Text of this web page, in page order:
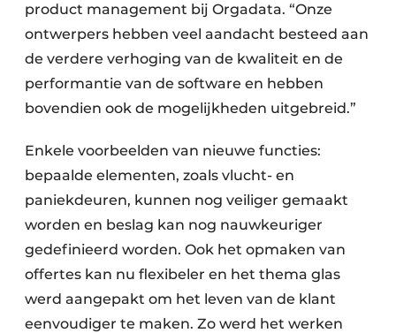
product management bij Orgadata. “Onze
ontwerpers hebben veel aandacht besteed aan
de verdere verhoging van de kwaliteit en de
performantie van de software en hebben
bovendien ook de mogelijkheden uitgebreid.”
Enkele voorbeelden van nieuwe functies:
bepaalde elementen, zoals vlucht- en
paniekdeuren, kunnen nog veiliger gemaakt
worden en beslag kan nog nauwkeuriger
gedefinieerd worden. Ook het opmaken van
offertes kan nu flexibeler en het thema glas
werd aangepakt om het leven van de klant
eenvoudiger te maken. Zo werd het werken